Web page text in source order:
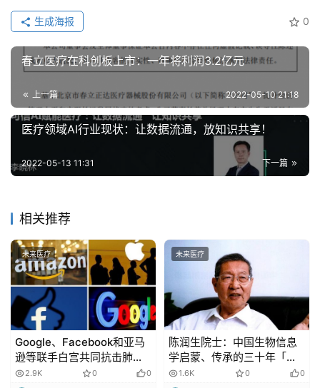
0
生成海报
春立医疗在科创板上市：一年将利润3.2亿元
上一篇 2022-05-10 21:18
医疗领域AI行业现状：让数据流通，放知识共享！
下一篇
2022-05-13 11:31
相关推荐
未来医疗
Google、Facebook和亚马
逊等联手白宫共同抗击肺炎
疫情！
2.9K 0 0
未来医疗
陈润生院士：中国生物信息
学启蒙、传承的三十年「大
江大河」
1.6K 0 0